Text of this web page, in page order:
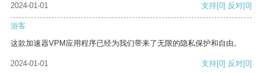
2024-01-01 支持[0] 反对[0]
游客
这款加速器VPM应用程序已经为我们带来了无限的隐私保护和自由。
2024-01-01 支持[0] 反对[0]